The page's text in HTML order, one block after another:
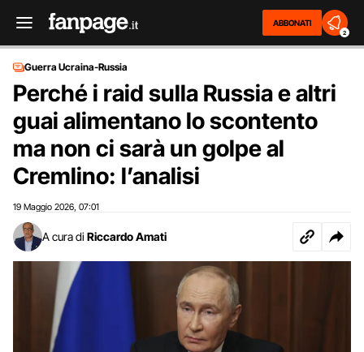
ABBONATI
2
Guerra Ucraina-Russia
Perché i raid sulla Russia e altri
guai alimentano lo scontento
ma non ci sarà un golpe al
Cremlino: l’analisi
19 Maggio 2026 07:01
A cura di Riccardo Amati